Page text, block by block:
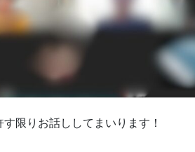
限りお話ししてまいります！